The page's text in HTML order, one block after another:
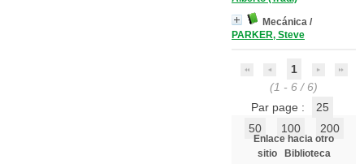
Mecánica /
PARKER, Steve
1
(1 - 6 / 6)
Par page :
25
50
100 200
Enlace hacia otro
sitio
Biblioteca